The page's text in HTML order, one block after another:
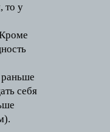
то у
себя